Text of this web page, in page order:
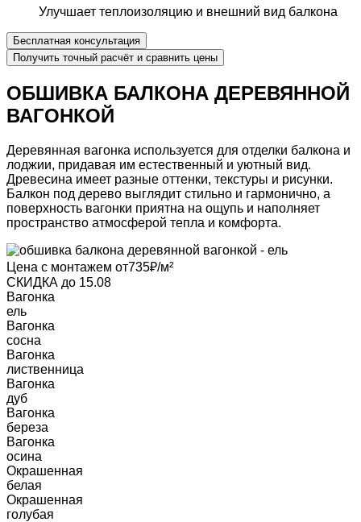
Улучшает теплоизоляцию и внешний вид балкона
Бесплатная консультация
Получить точный расчёт и сравнить цены
ОБШИВКА БАЛКОНА ДЕРЕВЯННОЙ
ВАГОНКОЙ
Деревянная вагонка используется для отделки балкона и
лоджии, придавая им естественный и уютный вид.
Древесина имеет разные оттенки, текстуры и рисунки.
Балкон под дерево выглядит стильно и гармонично, а
поверхность вагонки приятна на ощупь и наполняет
пространство атмосферой тепла и комфорта.
Цена с монтажем от735₽/м²
СКИДКА до 15.08
Вагонка
ель
Вагонка
сосна
Вагонка
лиственница
Вагонка
дуб
Вагонка
береза
Вагонка
осина
Окрашенная
белая
Окрашенная
голубая